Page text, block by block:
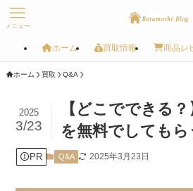
メニュー
ホーム 買取情報 商品レ
ホーム 買取 Q&A
【どこでできる
を無料でしても
2025
3/23
PR Q&A 2025年3月23日